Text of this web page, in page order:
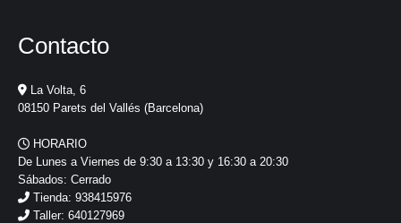
Contacto
La Volta, 6
08150 Parets del Vallés (Barcelona)
HORARIO
De Lunes a Viernes de 9:30 a 13:30 y 16:30 a 20:30
Sábados: Cerrado
Tienda: 938415976
Taller: 640127969